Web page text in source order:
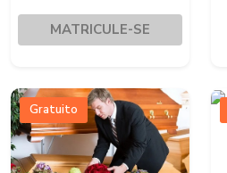
MATRICULE-SE
Gratuito